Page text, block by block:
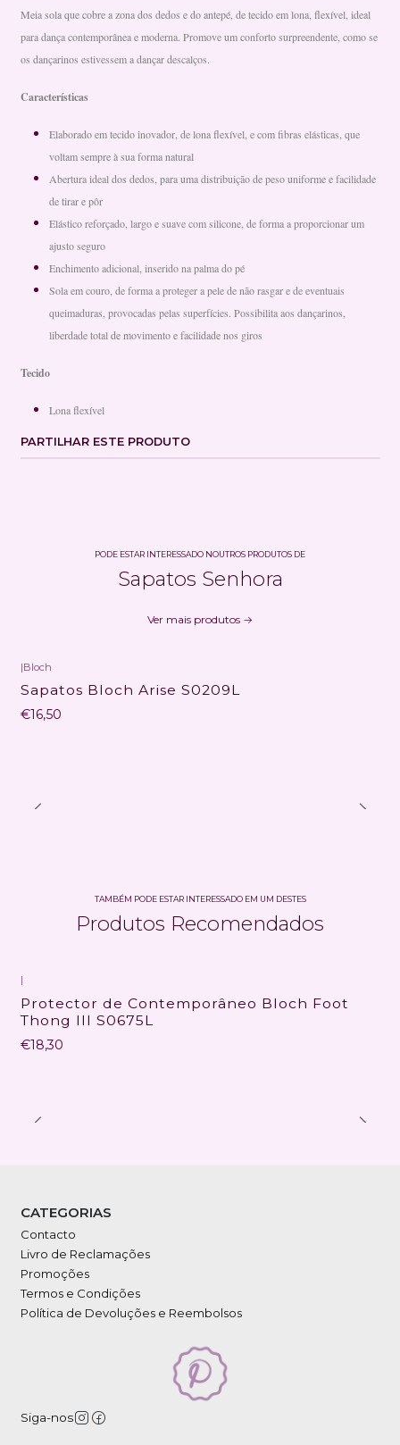
Meia sola que cobre a zona dos dedos e do antepé, de tecido em lona, flexível, ideal
para dança contemporânea e moderna. Promove um conforto surpreendente, como se
os dançarinos estivessem a dançar descalços.
Características
Elaborado em tecido inovador, de lona flexível, e com fibras elásticas, que
voltam sempre à sua forma natural
Abertura ideal dos dedos, para uma distribuição de peso uniforme e facilidade
de tirar e pôr
Elástico reforçado, largo e suave com silicone, de forma a proporcionar um
ajusto seguro
Enchimento adicional, inserido na palma do pé
Sola em couro, de forma a proteger a pele de não rasgar e de eventuais
queimaduras, provocadas pelas superfícies. Possibilita aos dançarinos,
liberdade total de movimento e facilidade nos giros
Tecido
Lona flexível
PARTILHAR ESTE PRODUTO
PODE ESTAR INTERESSADO NOUTROS PRODUTOS DE
Sapatos Senhora
Ver mais produtos
|Bloch
Sapatos Bloch Arise S0209L
€16,50
TAMBÉM PODE ESTAR INTERESSADO EM UM DESTES
Produtos Recomendados
|
Protector de Contemporâneo Bloch Foot
Thong III S0675L
€18,30
CATEGORIAS
Contacto
Livro de Reclamações
Promoções
Termos e Condições
Política de Devoluções e Reembolsos
Siga-nos